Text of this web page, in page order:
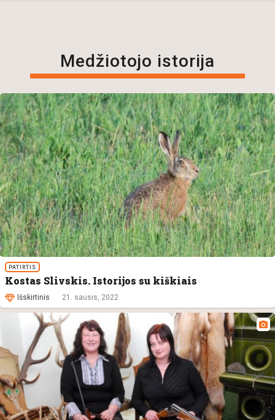
Medžiotojo istorija
PATIRTIS
Kostas Slivskis. Istorijos su kiškiais
Išskirtinis 21. sausis, 2022